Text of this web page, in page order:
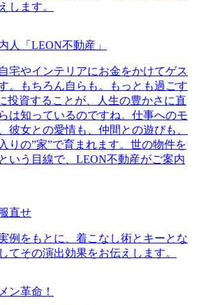
します。
人「LEON不動産」
宅やインテリアにお金をかけてゲス
。もちろん自らも。もっとも過ごす
投資することが、人生の豊かさに直
は知っているのですね。仕事へのモ
彼女との愛情も、仲間との遊びも、
りの”家”で育まれます。世の物件を
いう目線で、LEON不動産がご案内
直せ
例をもとに、着こなし術とキーとな
てその演出効果をお伝えします。
ン革命！